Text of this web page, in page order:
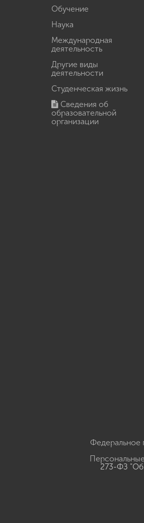
Обучение
Наука
Международная
деятельность
Другие виды
деятельности
Студенческая жизнь
Сведения об
образовательной
организации
Федеральное
273-ФЗ "Об